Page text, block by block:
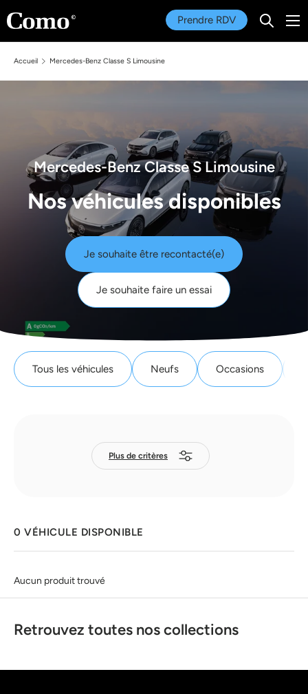
Aller au contenu
Prendre RDV
Accueil Mercedes-Benz Classe S Limousine
Mercedes-Benz Classe S Limousine
Nos véhicules disponibles
Je souhaite être recontacté(e)
Je souhaite faire un essai
Tous les véhicules Neufs Occasions
Plus de critères
0 VÉHICULE DISPONIBLE
Aucun produit trouvé
Retrouvez toutes nos collections